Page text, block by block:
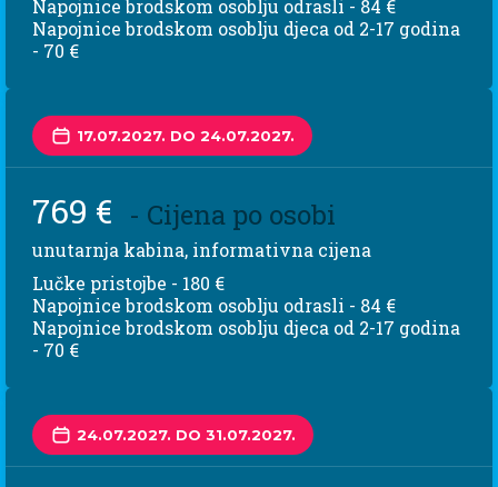
Napojnice brodskom osoblju odrasli - 84 €
Napojnice brodskom osoblju djeca od 2-17 godina
- 70 €
17.07.2027. DO 24.07.2027.
769 € - Cijena po osobi
unutarnja kabina, informativna cijena
Lučke pristojbe - 180 €
Napojnice brodskom osoblju odrasli - 84 €
Napojnice brodskom osoblju djeca od 2-17 godina
- 70 €
24.07.2027. DO 31.07.2027.